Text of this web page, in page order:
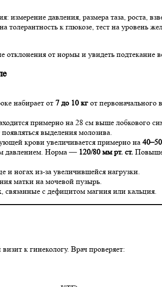
измерение давления, размера таза,
толерантность к глюкозе, тест на уровень
от нормы и увидеть подтекание
набирает от 7 до 10 кгот первоначального
примерно на 28 см выше лобкового
выделения молозива.
крови увеличивается примерно на
давлением. Норма — 120/80 мм рт. ст.
ногах из-за увеличившейся нагрузки.
матки на мочевой пузырь.
связанные с дефицитом магния или кальция.
к гинекологу. Врач проверяет: